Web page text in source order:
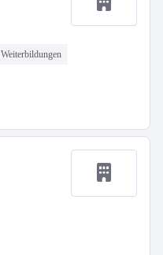
Weiterbildungen